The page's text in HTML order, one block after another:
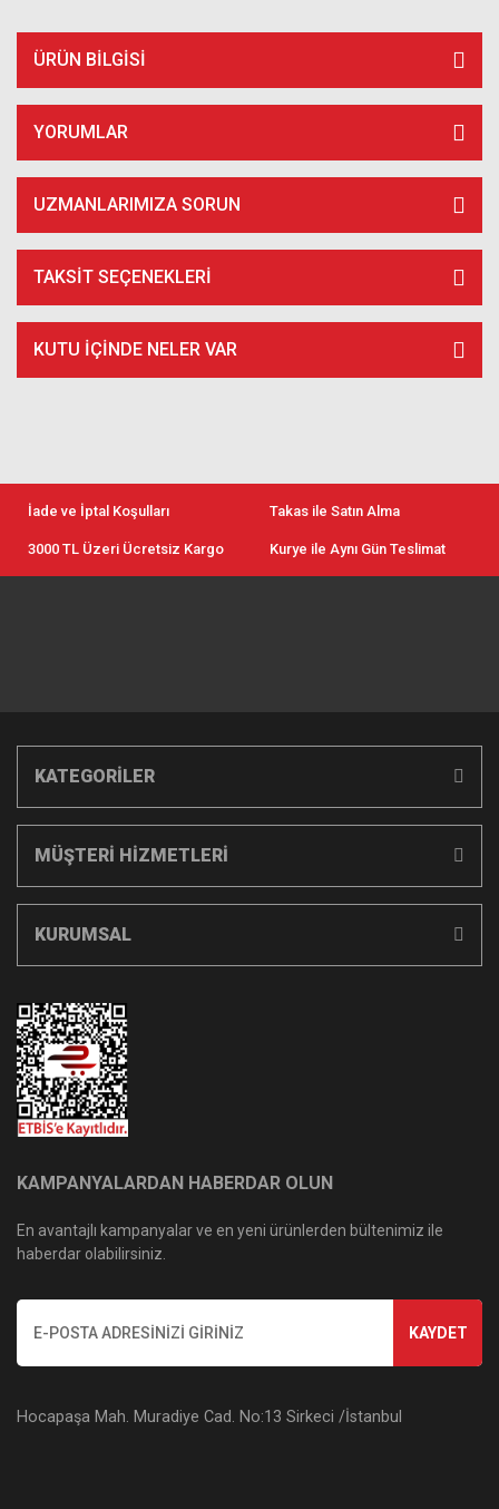
ÜRÜN BILGISI
YORUMLAR
UZMANLARIMIZA SORUN
TAKSIT SEÇENEKLERI
KUTU İÇİNDE NELER VAR
İade ve İptal Koşulları Takas ile Satın Alma
3000 TL Üzeri Ücretsiz Kargo Kurye ile Aynı Gün Teslimat
KATEGORİLER
MÜŞTERİ HİZMETLERİ
KURUMSAL
KAMPANYALARDAN HABERDAR OLUN
En avantajlı kampanyalar ve en yeni ürünlerden bültenimiz ile
haberdar olabilirsiniz.
KAYDET
Hocapaşa Mah. Muradiye Cad. No:13 Sirkeci /İstanbul